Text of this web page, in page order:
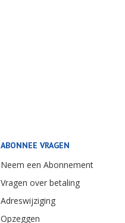
ABONNEE VRAGEN
Neem een Abonnement
Vragen over betaling
Adreswijziging
Opzeggen